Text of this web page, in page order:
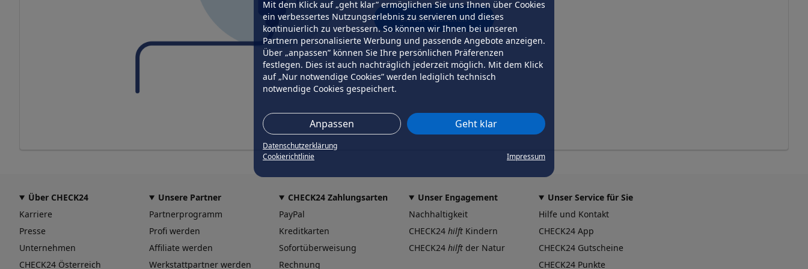
Mit dem Klick auf „geht klar” ermöglichen Sie uns Ihnen über Cookies
ein verbessertes Nutzungserlebnis zu servieren und dieses
kontinuierlich zu verbessern. So können wir Ihnen bei unseren
Partnern personalisierte Werbung und passende Angebote anzeigen.
Über „anpassen” können Sie Ihre persönlichen Präferenzen
festlegen. Dies ist auch nachträglich jederzeit möglich. Mit dem Klick
auf „Nur notwendige Cookies” werden lediglich technisch
notwendige Cookies gespeichert.
Anpassen Geht klar
Datenschutzerklärung
Cookierichtlinie
Impressum
erneut versuchen
Über CHECK24
Karriere
Presse
Unternehmen
CHECK24 Österreich
Unsere Partner
Partnerprogramm
Profi werden
Affiliate werden
Werkstattpartner werden
CHECK24 Zahlungsarten
PayPal
Kreditkarten
Sofortüberweisung
Rechnung
Unser Engagement
Nachhaltigkeit
CHECK24 hilft Kindern
CHECK24 hilft der Natur
Unser Service für Sie
Hilfe und Kontakt
CHECK24 App
CHECK24 Gutscheine
CHECK24 Punkte